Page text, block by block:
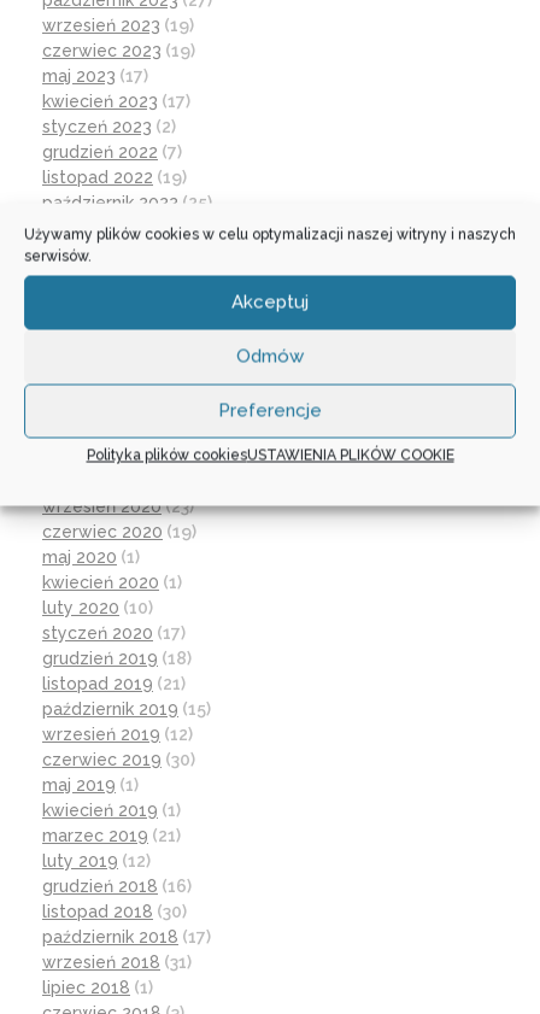
Używamy plików cookies w celu optymalizacji naszej witryny i naszych
serwisów.
Akceptuj
Odmów
Preferencje
Polityka plików cookiesUSTAWIENIA PLIKÓW COOKIE
wrzesień 2023 (19)
czerwiec 2023 (19)
maj 2023 (17)
kwiecień 2023 (17)
styczeń 2023 (2)
grudzień 2022 (7)
listopad 2022 (19)
październik 2022 (25)
wrzesień 2022(19)
lipiec 2022
czerwiec 2022(32)
kwiecień 2022(1)
październik 2021(2)
lipiec 2021(2)
wrzesień 2020(23)
czerwiec 2020 (19)
maj 2020 (1)
kwiecień 2020 (1)
luty 2020 (10)
styczeń 2020 (17)
grudzień 2019 (18)
listopad 2019 (21)
październik 2019 (15)
wrzesień 2019 (12)
czerwiec 2019 (30)
maj 2019 (1)
kwiecień 2019 (1)
marzec 2019 (21)
luty 2019 (12)
grudzień 2018 (16)
listopad 2018 (30)
październik 2018 (17)
wrzesień 2018 (31)
lipiec 2018 (1)